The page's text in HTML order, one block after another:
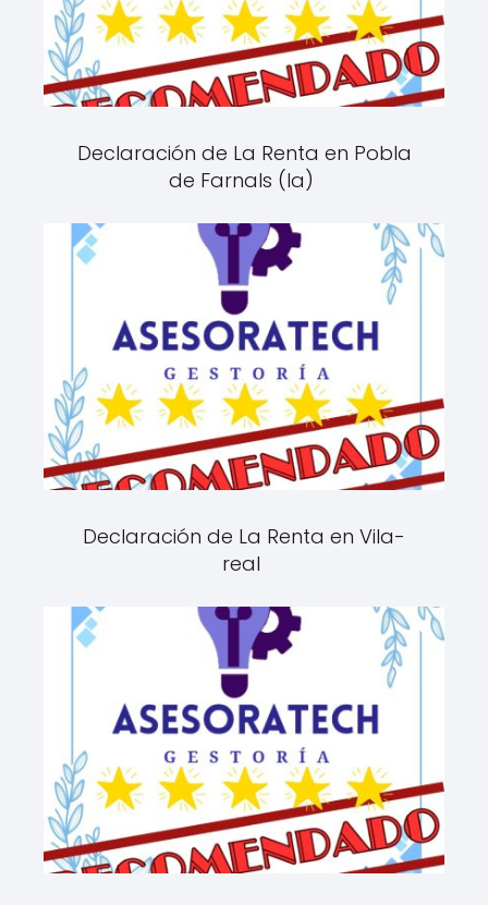
Declaración de La Renta en Pobla
de Farnals (la)
Declaración de La Renta en Vila-
real